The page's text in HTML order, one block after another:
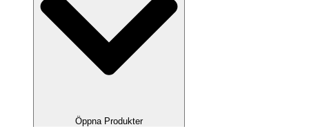
Öppna Produkter